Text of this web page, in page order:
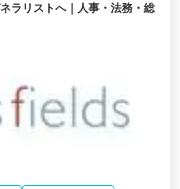
ラリストへ｜人事・法務・総